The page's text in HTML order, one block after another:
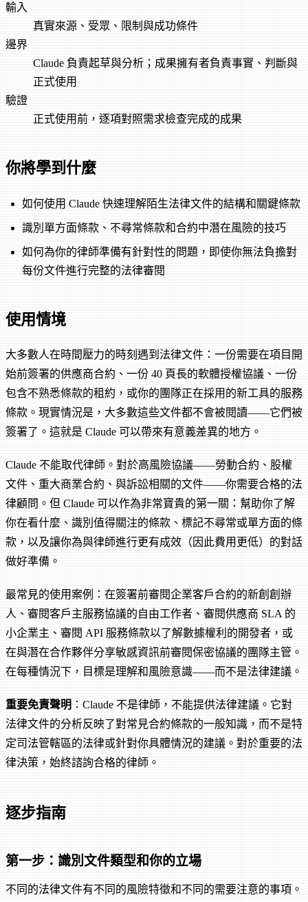
輸入
真實來源、受眾、限制與成功條件
邊界
Claude 負責起草與分析；成果擁有者負責事實、判斷與
正式使用
驗證
正式使用前，逐項對照需求檢查完成的成果
你將學到什麼
如何使用 Claude 快速理解陌生法律文件的結構和關鍵條款
識別單方面條款、不尋常條款和合約中潛在風險的技巧
如何為你的律師準備有針對性的問題，即使你無法負擔對
每份文件進行完整的法律審閱
使用情境
大多數人在時間壓力的時刻遇到法律文件：一份需要在項目開
始前簽署的供應商合約、一份 40 頁長的軟體授權協議、一份
包含不熟悉條款的租約，或你的團隊正在採用的新工具的服務
條款。現實情況是，大多數這些文件都不會被閱讀——它們被
簽署了。這就是 Claude 可以帶來有意義差異的地方。
Claude 不能取代律師。對於高風險協議——勞動合約、股權
文件、重大商業合約、與訴訟相關的文件——你需要合格的法
律顧問。但 Claude 可以作為非常寶貴的第一關：幫助你了解
你在看什麼、識別值得關注的條款、標記不尋常或單方面的條
款，以及讓你為與律師進行更有成效（因此費用更低）的對話
做好準備。
最常見的使用案例：在簽署前審閱企業客戶合約的新創創辦
人、審閱客戶主服務協議的自由工作者、審閱供應商 SLA 的
小企業主、審閱 API 服務條款以了解數據權利的開發者，或
在與潛在合作夥伴分享敏感資訊前審閱保密協議的團隊主管。
在每種情況下，目標是理解和風險意識——而不是法律建議。
重要免責聲明 ：Claude 不是律師，不能提供法律建議。它對
法律文件的分析反映了對常見合約條款的一般知識，而不是特
定司法管轄區的法律或針對你具體情況的建議。對於重要的法
律決策，始終諮詢合格的律師。
逐步指南
第一步：識別文件類型和你的立場
不同的法律文件有不同的風險特徵和不同的需要注意的事項。